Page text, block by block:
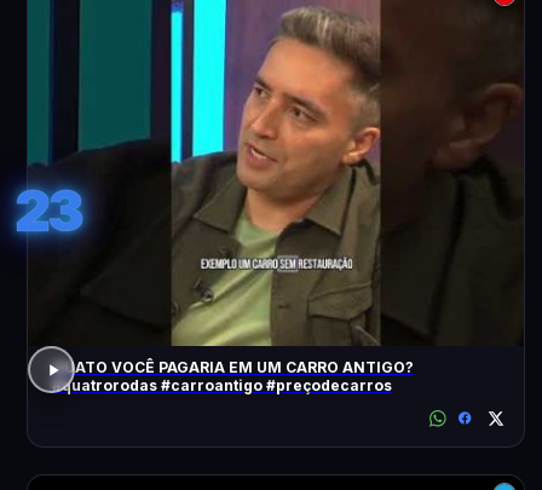
23
QUATO VOCÊ PAGARIA EM UM CARRO ANTIGO?
#quatrorodas #carroantigo #preçodecarros